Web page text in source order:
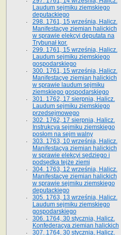
Laudum sejmiku ziemskiego
deputackiego
298. 1761, 15 września, Halicz.
Manifestacye ziemian halickich
w sprawie elekcyi deputata na
Trybunał kor.
299. 1761, 15 września, Halicz.
Laudum sejmiku ziemskiego
gospodarskiego
300. 1761, 15 września, Halicz.
Manifestacye ziemian halickich
w sprawie laudum sejmiku
ziemskiego gospodarskiego
301. 1762, 17 sierpnia, Halicz.
Laudum sejmiku ziemskiego
przedsejmowego
302. 1762, 17 sierpnia, Halicz.
Instrukcya sejmiku ziemskiego
posłom na sejm walny
303. 1763, 10 września, Halicz.
Manifestacya ziemian halickich
w sprawie elekcyi sędziego i
podsędka tejże ziemi
304. 1763, 12 września, Halicz.
Manifestacye ziemian halickich
w sprawie sejmiku ziemskiego
deputackiego
305. 1763, 13 września, Halicz.
Laudum sejmiku ziemskiego
gospodarskiego
306. 1764, 30 stycznia, Halicz.
Konfederacya ziemian halickich
307. 1764, 30 stycznia, Halicz.